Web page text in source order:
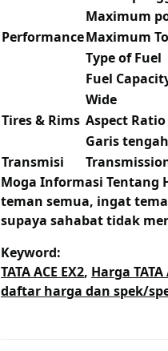
Performance
Maximum
Maximum
Type of Fuel
Fuel
Tires & Rims
Wide
Aspect Ratio
Garis tengah
Transmisi
Moga Informasi Tentang
teman semua, ingat
supaya sahabat tidak
Keyword:
TATA ACE EX2, Harga TATA
daftar harga dan spek/